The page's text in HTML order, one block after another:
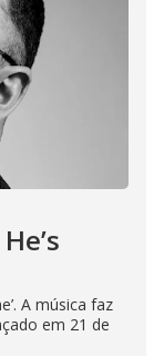
A música faz
em 21 de